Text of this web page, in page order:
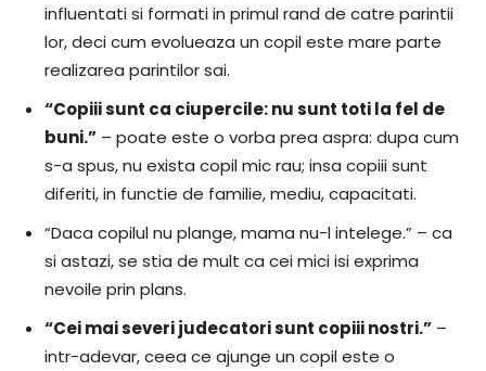
influentati si formati in primul rand de catre parintii
lor, deci cum evolueaza un copil este mare parte
realizarea parintilor sai.
“Copiii sunt ca ciupercile: nu sunt toti la fel de
buni.” – poate este o vorba prea aspra: dupa cum
s-a spus, nu exista copil mic rau; insa copiii sunt
diferiti, in functie de familie, mediu, capacitati.
“Daca copilul nu plange, mama nu-l intelege.” – ca
si astazi, se stia de mult ca cei mici isi exprima
nevoile prin plans.
“Cei mai severi judecatori sunt copiii nostri.” –
intr-adevar, ceea ce ajunge un copil este o